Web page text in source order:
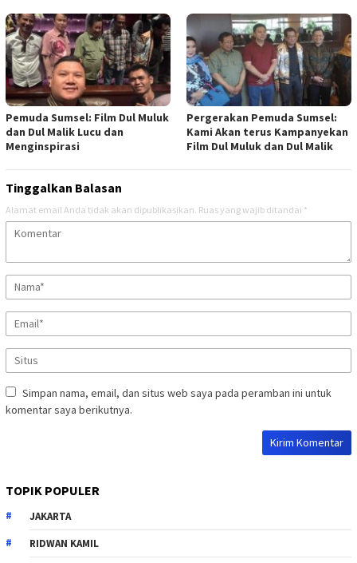
Pemuda Sumsel: Film Dul Muluk
dan Dul Malik Lucu dan
Menginspirasi
Pergerakan Pemuda Sumsel:
Kami Akan terus Kampanyekan
Film Dul Muluk dan Dul Malik
Tinggalkan Balasan
Alamat email Anda tidak akan dipublikasikan. Ruas yang wajib ditandai *
Simpan nama, email, dan situs web saya pada peramban ini untuk
komentar saya berikutnya.
TOPIK POPULER
JAKARTA
RIDWAN KAMIL